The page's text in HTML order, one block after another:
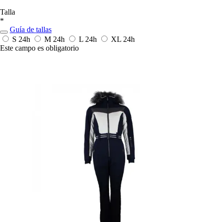
Talla
*
Guía de tallas
S 24h M 24h L 24h XL 24h
Este campo es obligatorio